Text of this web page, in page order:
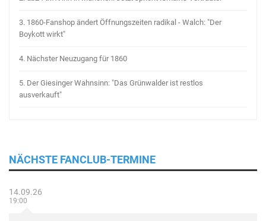
3. 1860-Fanshop ändert Öffnungszeiten radikal - Walch: "Der
Boykott wirkt"
4. Nächster Neuzugang für 1860
5. Der Giesinger Wahnsinn: "Das Grünwalder ist restlos
ausverkauft"
NÄCHSTE FANCLUB-TERMINE
14.09.26
19:00